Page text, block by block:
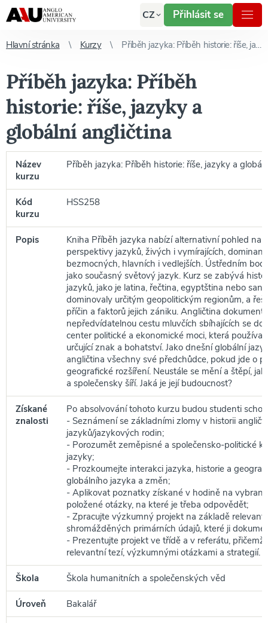
CZ Přihlásit se
Hlavní stránka Kurzy Příběh jazyka: Příběh historie: říše, jazyky a globální angličtina
Příběh jazyka: Příběh
historie: říše, jazyky a
globální angličtina
Název
kurzu
Příběh jazyka: Příběh historie: říše, jazyky a
Kód
kurzu
HSS258
Popis
Kniha Příběh jazyka nabízí alternativní pohled na
perspektivy jazyků, živých i vymírajících,
bezmocných, hlavních i vedlejších. Ústředním
jako současný světový jazyk. Kurz se zabývá
jazyků, jako je latina, řečtina, egyptština nebo
dominovaly určitým geopolitickým regionům, a
příčin a faktorů jejich zániku. Angličtina
nepředvídatelnou cestu mluvčích sbíhajících se
center politické a ekonomické moci, která
určující znak a bohatství. Jako dnešní globální
angličtina všechny své předchůdce, pokud jde o
geografické rozšíření. Neustále se mění a štěpí,
a společensky šíří. Jaká je její budoucnost?
Získané
znalosti
Po absolvování tohoto kurzu budou studenti
- Seznámení se základními zlomy v historii
jazyků/jazykových rodin;
- Porozumět zeměpisné a společensko-politické
jazyky;
- Prozkoumejte interakci jazyka, historie a
globálního jazyka a změn;
- Aplikovat poznatky získané v hodině na
položené otázky, na které je třeba odpovědět;
- Zpracujte výzkumný projekt na základě
shromážděných primárních údajů, které ji
- Prezentujte projekt ve třídě a v referátu, přičemž
relevantní tezí, výzkumnými otázkami a strategií.
Škola Škola humanitních a společenských věd
Úroveň Bakalář